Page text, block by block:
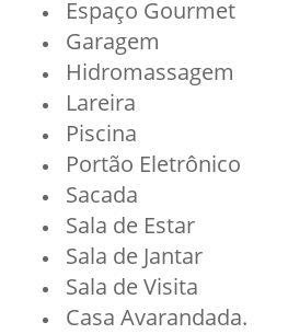
Espaço Gourmet
Garagem
Hidromassagem
Lareira
Piscina
Portão Eletrônico
Sacada
Sala de Estar
Sala de Jantar
Sala de Visita
Casa Avarandada.